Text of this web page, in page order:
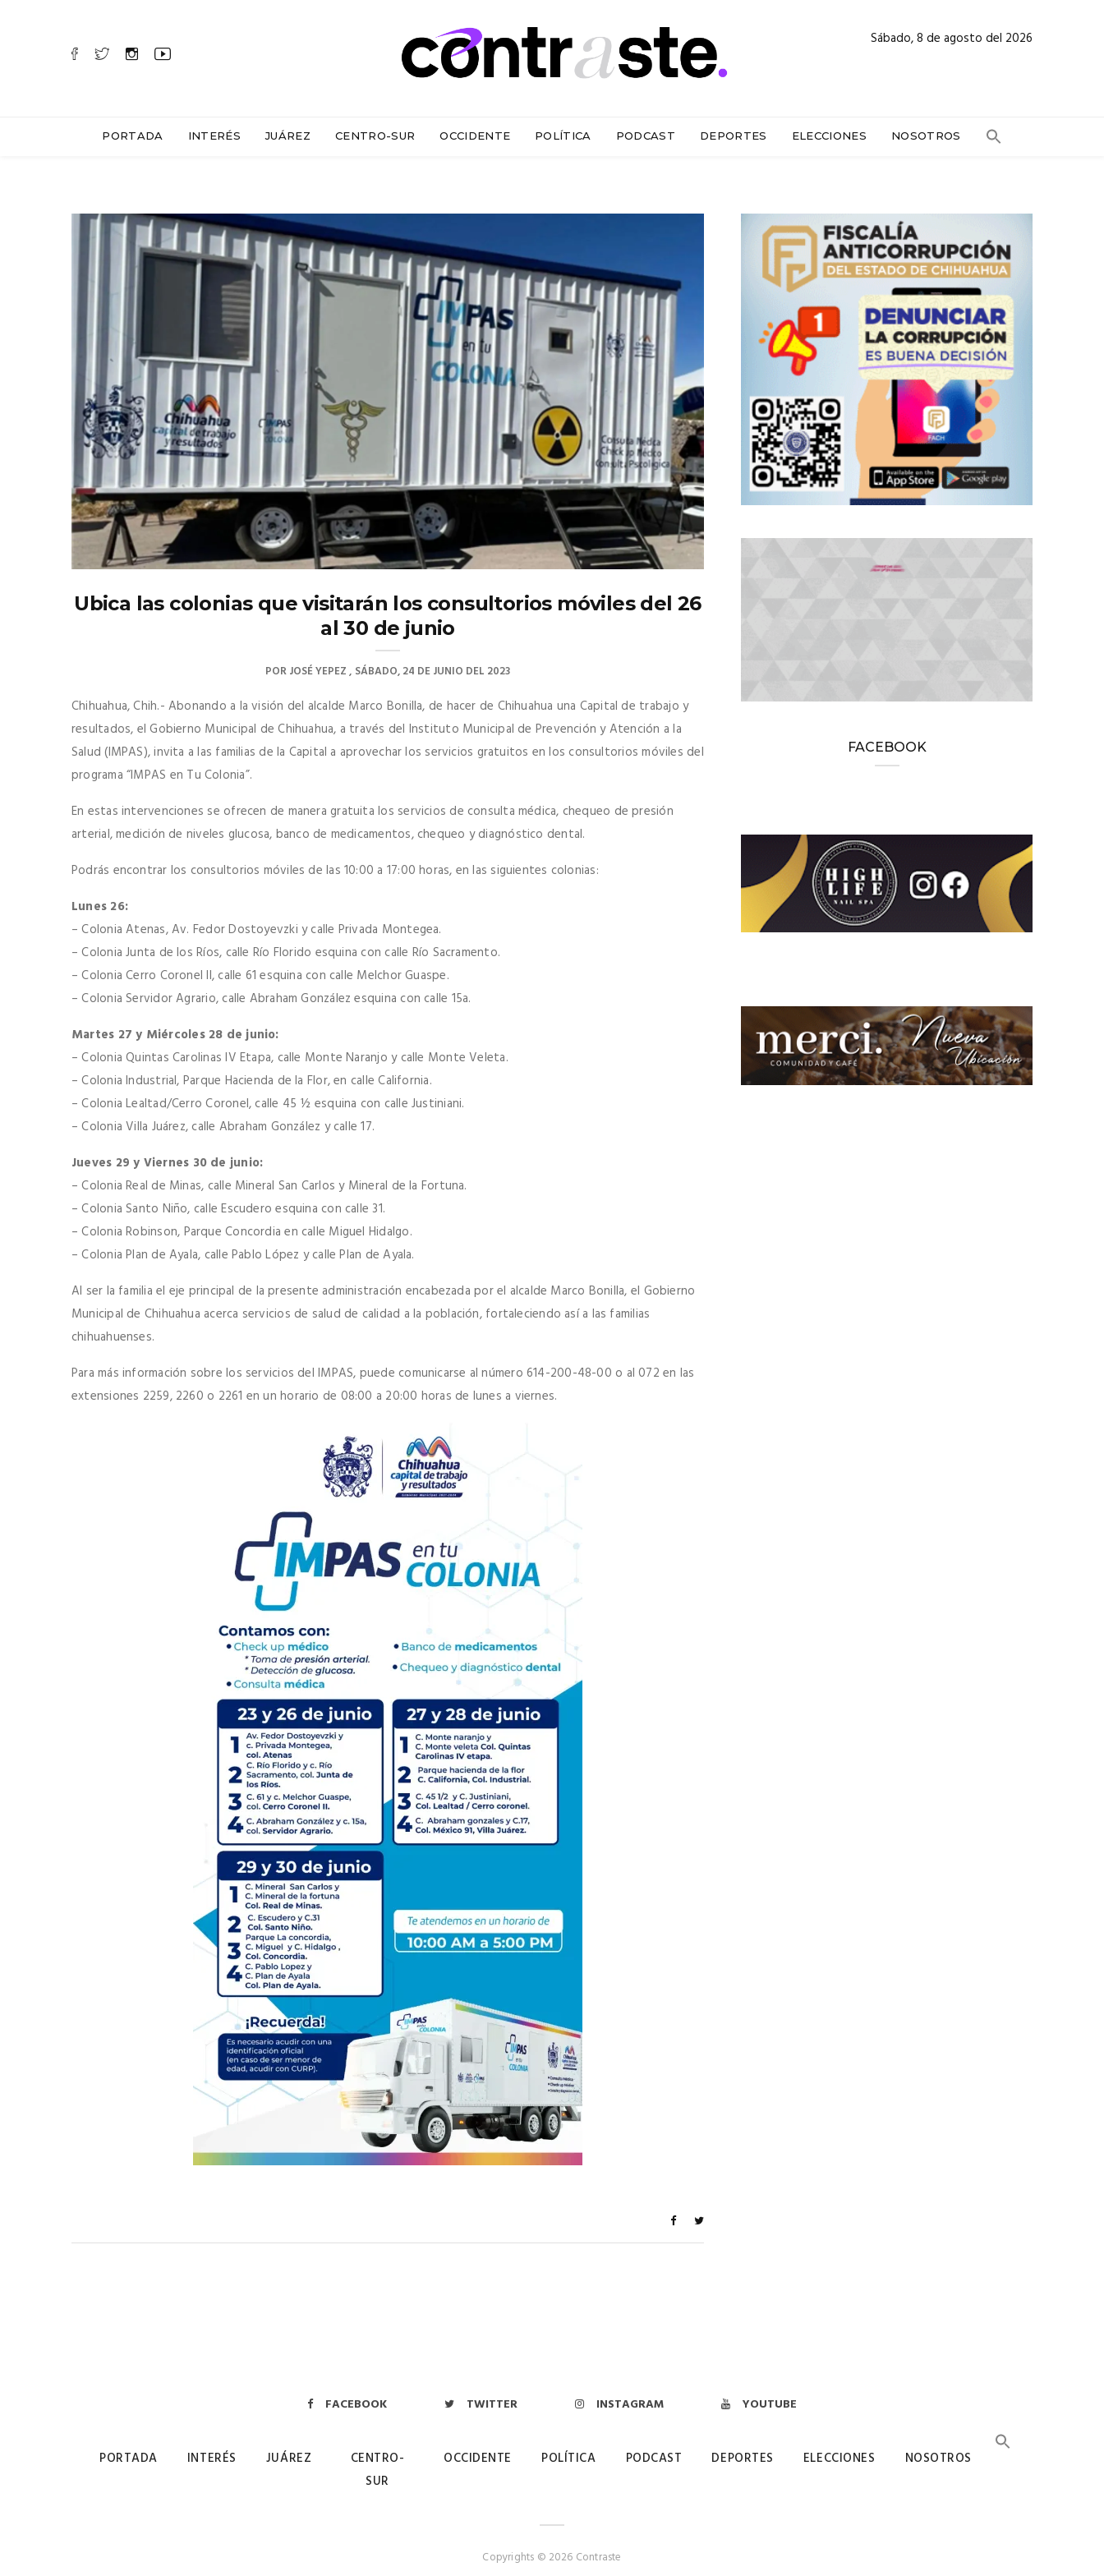
Sábado, 8 de agosto del 2026
PORTADA INTERÉS JUÁREZ CENTRO-SUR OCCIDENTE POLÍTICA PODCAST DEPORTES ELECCIONES NOSOTROS
Ubica las colonias que visitarán los consultorios móviles del 26
al 30 de junio
PORJOSÉ YEPEZ SÁBADO, 24 DE JUNIO DEL 2023
Chihuahua, Chih.- Abonando a la visión del alcalde Marco Bonilla, de hacer de Chihuahua una Capital de trabajo y
resultados, el Gobierno Municipal de Chihuahua, a través del Instituto Municipal de Prevención y Atención a la
Salud (IMPAS), invita a las familias de la Capital a aprovechar los servicios gratuitos en los consultorios móviles del
programa “IMPAS en Tu Colonia”.
En estas intervenciones se ofrecen de manera gratuita los servicios de consulta médica, chequeo de presión
arterial, medición de niveles glucosa, banco de medicamentos, chequeo y diagnóstico dental.
Podrás encontrar los consultorios móviles de las 10:00 a 17:00 horas, en las siguientes colonias:
Lunes 26:
– Colonia Atenas, Av. Fedor Dostoyevzki y calle Privada Montegea.
– Colonia Junta de los Ríos, calle Río Florido esquina con calle Río Sacramento.
– Colonia Cerro Coronel II, calle 61 esquina con calle Melchor Guaspe.
– Colonia Servidor Agrario, calle Abraham González esquina con calle 15a.
Martes 27 y Miércoles 28 de junio:
– Colonia Quintas Carolinas IV Etapa, calle Monte Naranjo y calle Monte Veleta.
– Colonia Industrial, Parque Hacienda de la Flor, en calle California.
– Colonia Lealtad/Cerro Coronel, calle 45 ½ esquina con calle Justiniani.
– Colonia Villa Juárez, calle Abraham González y calle 17.
Jueves 29 y Viernes 30 de junio:
– Colonia Real de Minas, calle Mineral San Carlos y Mineral de la Fortuna.
– Colonia Santo Niño, calle Escudero esquina con calle 31.
– Colonia Robinson, Parque Concordia en calle Miguel Hidalgo.
– Colonia Plan de Ayala, calle Pablo López y calle Plan de Ayala.
Al ser la familia el eje principal de la presente administración encabezada por el alcalde Marco Bonilla, el Gobierno
Municipal de Chihuahua acerca servicios de salud de calidad a la población, fortaleciendo así a las familias
chihuahuenses.
Para más información sobre los servicios del IMPAS, puede comunicarse al número 614-200-48-00 o al 072 en las
extensiones 2259, 2260 o 2261 en un horario de 08:00 a 20:00 horas de lunes a viernes.
FACEBOOK
FACEBOOK TWITTER INSTAGRAM YOUTUBE
PORTADA INTERÉS JUÁREZ
CENTRO-
SUR
OCCIDENTE POLÍTICA PODCAST DEPORTES ELECCIONES NOSOTROS
Copyrights © 2026 Contraste